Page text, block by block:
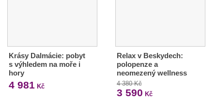
Krásy Dalmácie: pobyt
s výhledem na moře i
hory
4 981 Kč
Relax v Beskydech:
polopenze a
neomezený wellness
4 380 Kč
3 590 Kč